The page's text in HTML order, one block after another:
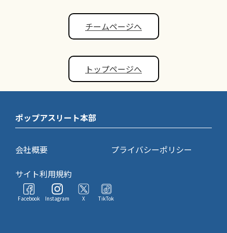
チームページへ
トップページへ
ポップアスリート本部
会社概要
プライバシーポリシー
サイト利用規約
Facebook Instagram X TikTok